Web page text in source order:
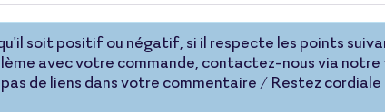
soit positif ou négatif, si il respecte les points
avec votre commande, contactez-nous via
de liens dans votre commentaire / Restez cordiale